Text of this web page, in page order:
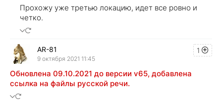
Прохожу уже третью локацию, идет все ровно и
четко.
1
AR-81
9 октября 2021 11:45
Обновлена 09.10.2021 до версии v65, добавлена
ссылка на файлы русской речи.